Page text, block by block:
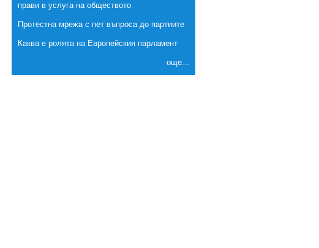
прави в услуга на обществото
Протестна мрежа с пет въпроса до партиите
Каква е ролята на Европейския парламент
още...